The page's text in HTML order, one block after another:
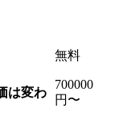
無料
は変わ
700000
円〜